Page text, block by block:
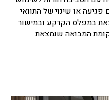
או שינוי של התוואי
במפלס הקרקע ובמישור
המבואה שנמצאת